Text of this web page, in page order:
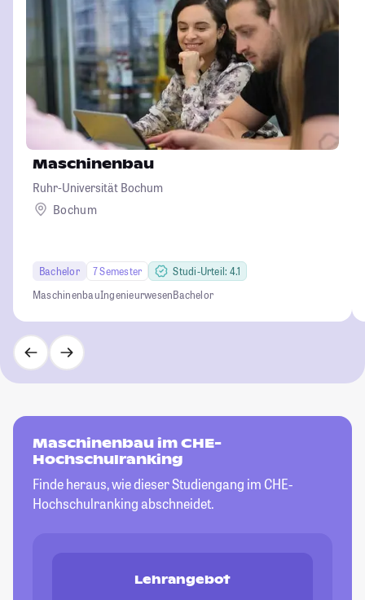
Maschinenbau
Ruhr-Universität Bochum
Bochum
Bachelor 7 Semester
Studi-Urteil: 4.1
MaschinenbauIngenieurwesenBachelor
Maschinenbau im CHE-
Hochschulranking
Finde heraus, wie dieser Studiengang im CHE-
Hochschulranking abschneidet.
Lehrangebot